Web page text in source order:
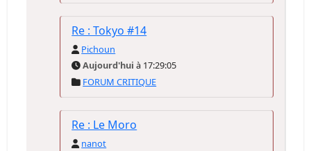
Re : Tokyo #14
Pichoun
Aujourd'hui à 17:29:05
FORUM CRITIQUE
Re : Le Moro
nanot